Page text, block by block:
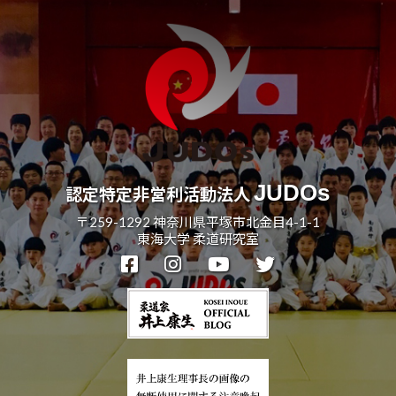
認定特定非営利活動法人JUDOs
〒259-1292 神奈川県平塚市北金目4-1-1
東海大学 柔道研究室